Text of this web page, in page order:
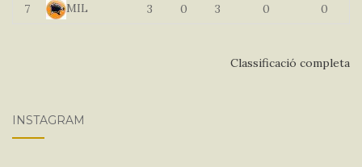
7
MIL 3 0 3 0 0
Classificació completa
INSTAGRAM